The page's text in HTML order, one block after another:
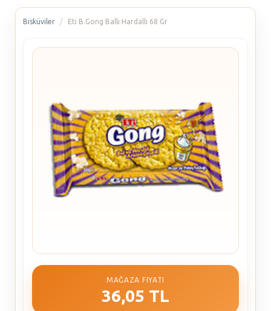
Bisküviler Eti B.Gong Ballı Hardallı 68 Gr
MAĞAZA FIYATI
36,05 TL